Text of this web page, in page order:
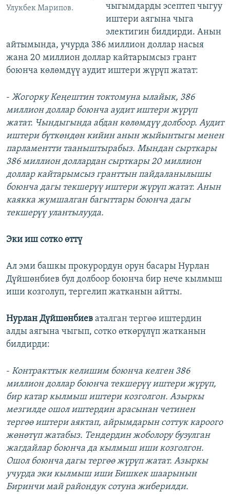
Улукбек Марипов.
чыгымдарды эсептеп чыгуу
иштери аягына чыга
электигин билдирди. Анын
айтымында, учурда 386 миллион доллар насыя
жана 20 миллион доллар кайтарымсыз грант
боюнча көлөмдүү аудит иштери жүрүп жатат:
- Жогорку Кеңештин токтомуна ылайык, 386
миллион доллар боюнча аудит иштери жүрүп
жатат. Чындыгында абдан көлөмдүү долбоор. Аудит
иштери бүткөндөн кийин анын жыйынтыгы менен
парламентти тааныштырабыз. Мындан сырткары
386 миллион доллардан сырткары 20 миллион
доллар кайтарымсыз гранттын пайдаланылышы
боюнча дагы текшерүү иштери жүрүп жатат. Анын
каякка жумшалган багыттары боюнча дагы
текшерүү улантылууда.
Эки иш сотко өттү
Ал эми башкы прокурордун орун басары Нурлан
Дүйшөнбиев бул долбоор боюнча бир нече кылмыш
иши козголуп, тергелип жатканын айтты.
Нурлан Дүйшөнбиев аталган тергөө иштердин
алды аягына чыгып, сотко өткөрүлүп жатканын
билдирди:
- Контракттык келишим боюнча келген 386
миллион доллар боюнча текшерүү иштери жүрүп,
бир катар кылмыш иштери козголгон. Азыркы
мезгилде ошол иштердин арасынан четинен
тергөө иштери аяктап, айрымдарын соттук кароого
жөнөтүп жатабыз. Тендердин жоболору бузулган
жагдайлар боюнча да кылмыш иши козголгон.
Ошол боюнча дагы тергөө жүрүп жатат. Азыркы
учурда эки кылмыш иши Бишкек шаарынын
Биринчи май райондук сотуна жиберилди.